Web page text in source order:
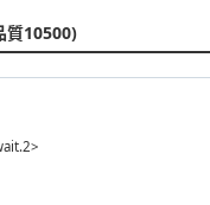
質10500)